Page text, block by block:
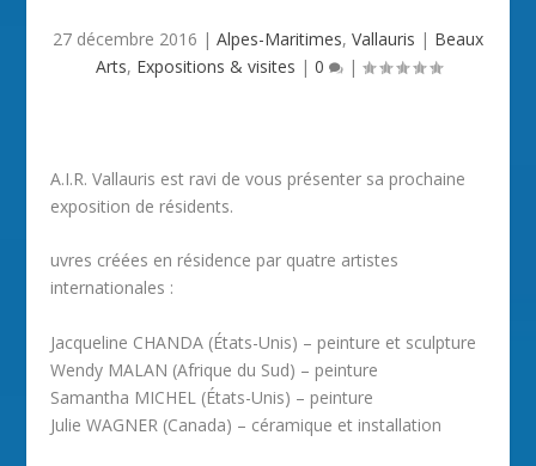
27 décembre 2016 | Alpes-Maritimes, Vallauris | Beaux
Arts, Expositions & visites | 0 |
A.I.R. Vallauris est ravi de vous présenter sa prochaine
exposition de résidents.
uvres créées en résidence par quatre artistes
internationales :
Jacqueline CHANDA (États-Unis) – peinture et sculpture
Wendy MALAN (Afrique du Sud) – peinture
Samantha MICHEL (États-Unis) – peinture
Julie WAGNER (Canada) – céramique et installation